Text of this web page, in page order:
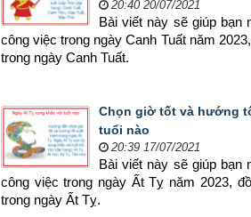
20:40 20/07/2021
Bài viết này sẽ giúp
công việc trong ngày Canh Tuất năm
trong ngày Canh Tuất.
Chọn giờ tốt và hướng
tuổi nào
20:39 17/07/2021
Bài viết này sẽ giúp
công việc trong ngày Ất Tỵ năm 2023,
trong ngày Ất Tỵ.